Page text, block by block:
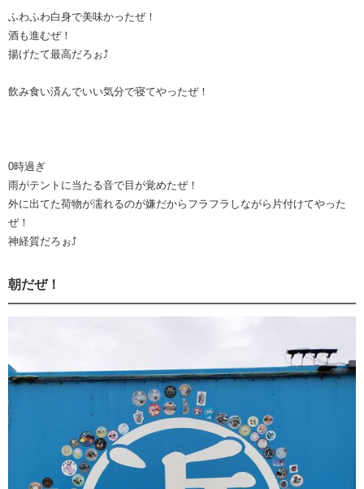
ふわふわ白身で美味かったぜ！
酒も進むぜ！
揚げたて最高だろぉ⤴︎
飲み食い済んでいい気分で寝てやったぜ！
0時過ぎ
雨がテントに当たる音で目が覚めたぜ！
外に出てた荷物が濡れるのが嫌だからフラフラしながら片付けてやった
ぜ！
神経質だろぉ⤴︎
朝だぜ！